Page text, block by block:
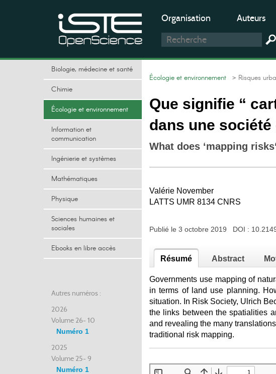
Organisation Auteurs
Biologie, médecine et santé
Chimie
Écologie et environnement
Information et
communication
Ingénierie et systèmes
Mathématiques
Physique
Sciences humaines et
sociales
Ebooks en libre accès
Autres numéros :
2026
Volume 26- 10
Numéro 1
2025
Volume 25- 9
Numéro 1
Écologie et environnement > Risques
Que signifie “
dans une
What does ‘mapping
Valérie November
LATTS UMR 8134 CNRS
Publié le 3 octobre 2019 DOI :
Résumé Abstract
Governments use mapping of
in terms of land use planning.
situation. In Risk Society, Ulrich
the links between the spatialities
and revealing the many
traditional risk mapping.